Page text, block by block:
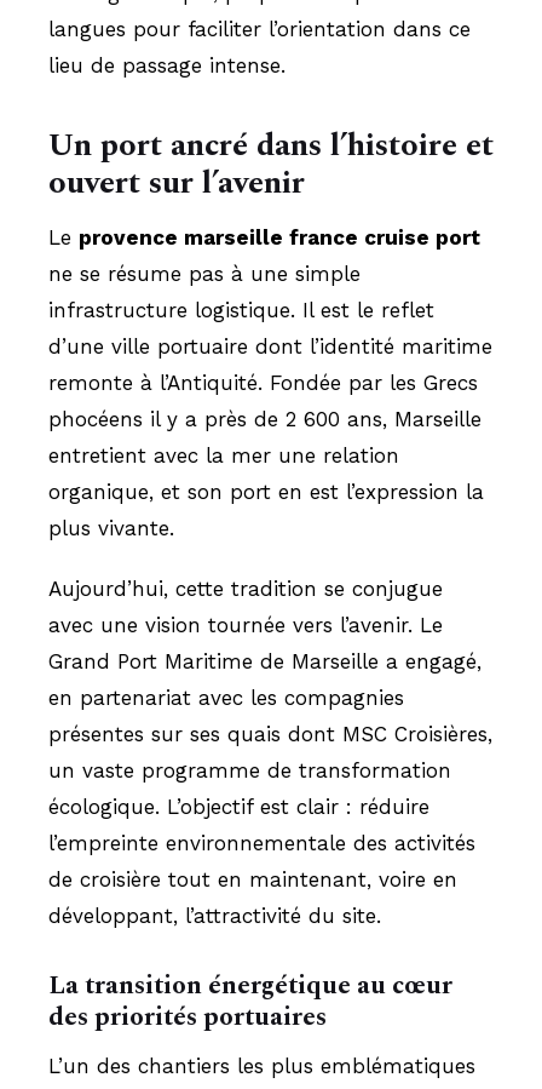
langues pour faciliter l’orientation dans ce
lieu de passage intense.
Un port ancré dans l’histoire et
ouvert sur l’avenir
Le provence marseille france cruise port
ne se résume pas à une simple
infrastructure logistique. Il est le reflet
d’une ville portuaire dont l’identité maritime
remonte à l’Antiquité. Fondée par les Grecs
phocéens il y a près de 2 600 ans, Marseille
entretient avec la mer une relation
organique, et son port en est l’expression la
plus vivante.
Aujourd’hui, cette tradition se conjugue
avec une vision tournée vers l’avenir. Le
Grand Port Maritime de Marseille a engagé,
en partenariat avec les compagnies
présentes sur ses quais dont MSC Croisières,
un vaste programme de transformation
écologique. L’objectif est clair : réduire
l’empreinte environnementale des activités
de croisière tout en maintenant, voire en
développant, l’attractivité du site.
La transition énergétique au cœur
des priorités portuaires
L’un des chantiers les plus emblématiques